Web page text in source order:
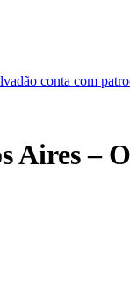
conta com
Aires –